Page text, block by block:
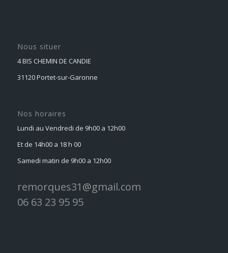
Nous situer
4 BIS CHEMIN DE CANDIE
31120 Portet-sur-Garonne
Nos horaires
Lundi au Vendredi de 9h00 a 12h00
Et de 14h00 a 18 h 00
Samedi matin de 9h00 a 12h00
remorques31@gmail.com
06 63 23 95 95